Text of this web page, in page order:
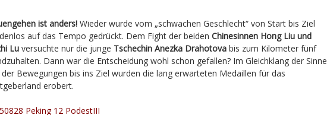
ist anders! Wieder wurde vom „schwachen Geschlecht“ von Start bis Ziel
auf das Tempo gedrückt. Dem Fight der beiden Chinesinnen Hong Liu und
Lu versuchte nur die junge Tschechin Anezka Drahotova bis zum Kilometer fünf
Dann war die Entscheidung wohl schon gefallen? Im Gleichklang der Sinne
Bewegungen bis ins Ziel wurden die lang erwarteten Medaillen für das
erobert.